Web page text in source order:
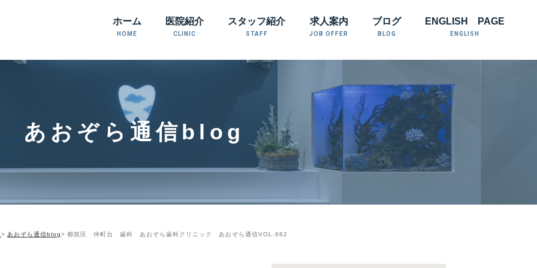
ホーム
HOME
医院紹介
CLINIC
スタッフ紹介
STAFF
求人案内
JOB OFFER
ブログ
BLOG
ENGLISH PAGE
ENGLISH
あおぞら通信blog
あおぞら通信blog 都筑区 仲町台 歯科 あおぞら歯科クリニック あおぞら通信VOL.662